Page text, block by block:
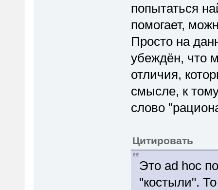
попытаться
помогает,
Просто на
убеждён, что
отличия,
смысле, к
слово
Цитировать
Это ad hoc
"костыли".